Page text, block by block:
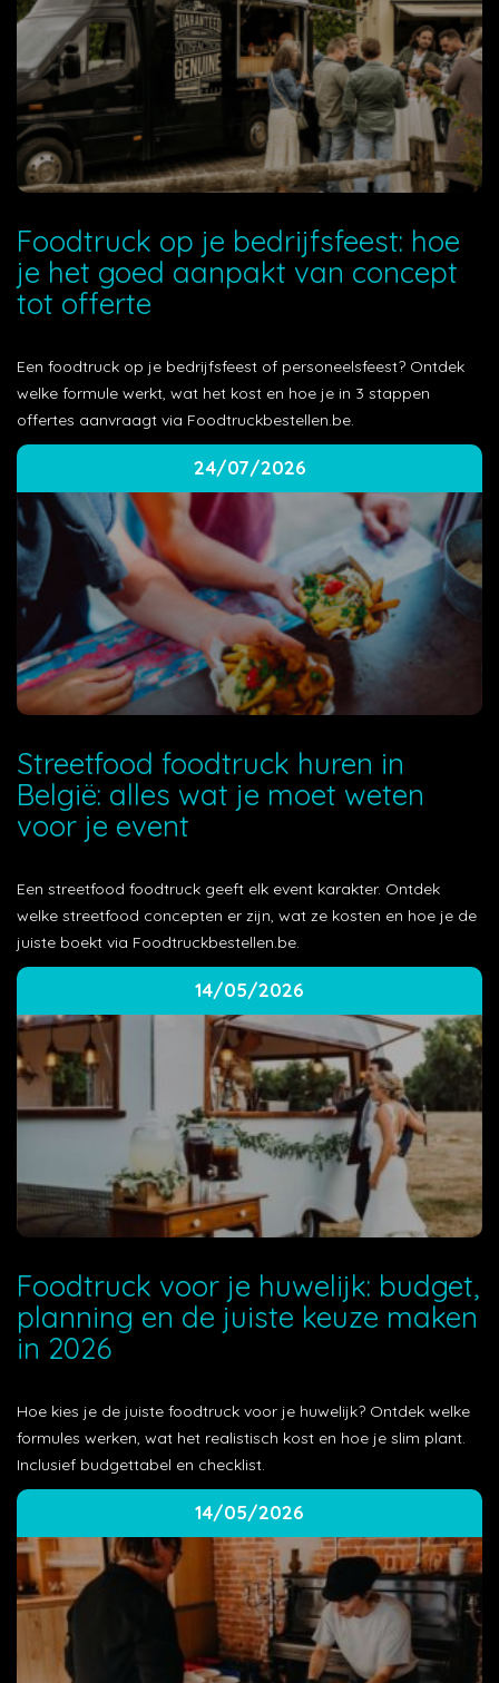
Foodtruck op je bedrijfsfeest: hoe
je het goed aanpakt van concept
tot offerte
Een foodtruck op je bedrijfsfeest of personeelsfeest? Ontdek
welke formule werkt, wat het kost en hoe je in 3 stappen
offertes aanvraagt via Foodtruckbestellen.be.
24/07/2026
Streetfood foodtruck huren in
België: alles wat je moet weten
voor je event
Een streetfood foodtruck geeft elk event karakter. Ontdek
welke streetfood concepten er zijn, wat ze kosten en hoe je de
juiste boekt via Foodtruckbestellen.be.
14/05/2026
Foodtruck voor je huwelijk: budget,
planning en de juiste keuze maken
in 2026
Hoe kies je de juiste foodtruck voor je huwelijk? Ontdek welke
formules werken, wat het realistisch kost en hoe je slim plant.
Inclusief budgettabel en checklist.
14/05/2026